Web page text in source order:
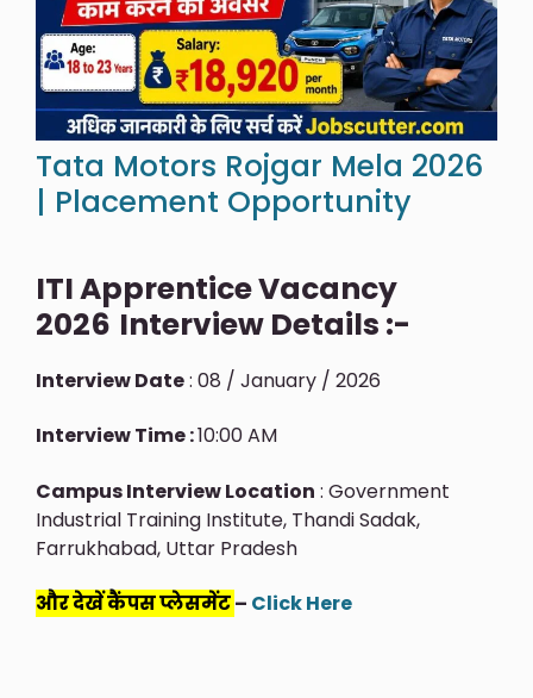
Tata Motors Rojgar Mela 2026
| Placement Opportunity
ITI Apprentice Vacancy
2026 Interview Details :-
Interview Date: 08 / January / 2026
Interview Time :10:00 AM
Campus Interview Location : Government
Industrial Training Institute, Thandi Sadak,
Farrukhabad, Uttar Pradesh
और देखें कैंपस प्लेसमेंट– Click Here